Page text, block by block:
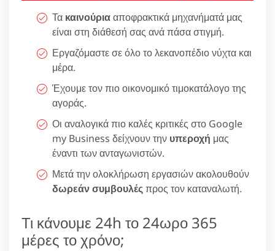
Τα καινούριααποφρακτικά μηχανήματά μας
είναι στη διάθεσή σας ανά πάσα στιγμή.
Εργαζόμαστε σε όλο το λεκανοπέδιο νύχτα και
μέρα.
Έχουμε τον πιο οικονομικό τιμοκατάλογο της
αγοράς.
Οι αναλογικά πιο καλές κριτικές στο Google
my Business δείχνουν την υπεροχή μας
έναντι των ανταγωνιστών.
Μετά την ολοκλήρωση εργασιών ακολουθούν
δωρεάν συμβουλέςπρος τον καταναλωτή.
Τι κάνουμε 24h το 24ωρο 365
μέρες το χρόνο;